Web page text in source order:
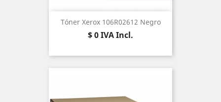
Tóner Xerox 106R02612 Negro
Precio
$ 0IVA Incl.